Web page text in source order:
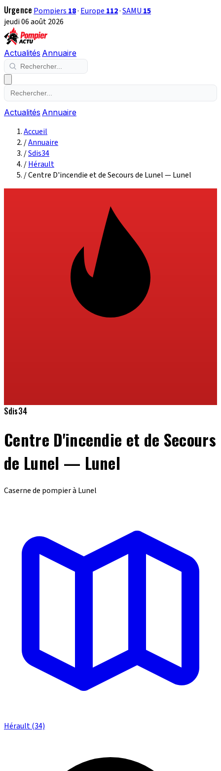
Urgence Pompiers 18· Europe 112·SAMU 15
jeudi 06 août 2026
Actualités Annuaire
Actualités Annuaire
Accueil
/Annuaire
/Sdis34
/Hérault
/Centre D'incendie et de Secours de Lunel — Lunel
Sdis34
Centre D'incendie et de Secours
de Lunel — Lunel
Caserne de pompier à Lunel
Hérault (34)